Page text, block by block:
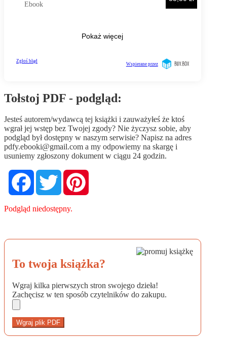
Tołstoj PDF - podgląd:
Jesteś autorem/wydawcą tej książki i zauważyłeś że ktoś
wgrał jej wstęp bez Twojej zgody? Nie życzysz sobie, aby
podgląd był dostępny w naszym serwisie? Napisz na adres
pdfy.ebooki@gmail.com a my odpowiemy na skargę i
usuniemy zgłoszony dokument w ciągu 24 godzin.
FacebookTwitter
Podgląd niedostępny.
To twoja książka?
Wgraj kilka pierwszych stron swojego dzieła!
Zachęcisz w ten sposób czytelników do zakupu.
Wgraj plik PDF